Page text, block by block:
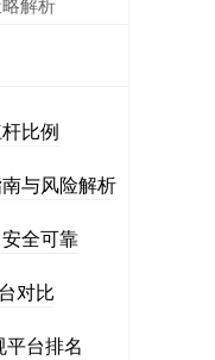
比例
与风险解析
全可靠
对比
台排名